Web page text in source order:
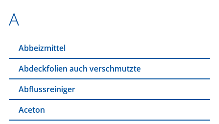
A
Abbeizmittel
Abdeckfolien auch verschmutzte
Abflussreiniger
Aceton